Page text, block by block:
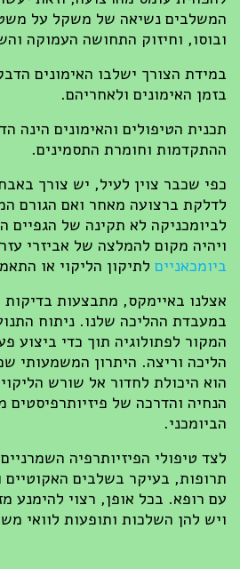
המשלבים נשיאה של משקל על
ובוסו, וחיזוק התחושה העמוקה
במידת הצורך ישלבו האימונים
בזמן האימונים ולאחריהם.
תכנית הטיפולים והאימונים הינה
ההתקדמות וחומרת התסמינים.
כפי שכבר צוין לעיל, יש צורך
לדלקת ברצועה מאחר ואם הגורם
לביומכניקה לא תקינה של הגפיים
ויהיה מקום להמלצה של אביזרי עזר
ביומכאנייםלתיקון הליקוי או
אצלנו באיימקס, מתבצעות בדיקות
במעבדת ההליכה שלנו. ניתוח
המקור לפתולוגיה תוך כדי ביצוע
הליכה וריצה. היתרון המשמעותי
הוא היכולת לחדור אל שורש
הנחיה והדרכה של פיזיותרפיסטים
הביומכני.
לצד טיפולי הפיזיותרפיה
תרופות, בעיקר בשלבים האקוטיים
עם רופא. בכל אופן, רצוי להימנע
ויש להן השלכות ותופעות לוואי